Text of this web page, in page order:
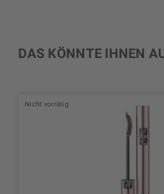
DAS KÖNNTE IHNEN
Nicht vorrätig